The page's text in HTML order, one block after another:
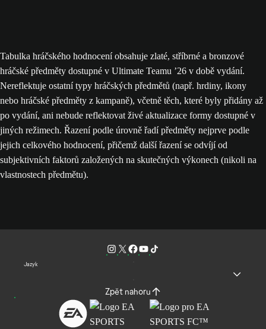
Tabulka hráčského hodnocení obsahuje zlaté, stříbrné a bronzové
hráčské předměty dostupné v Ultimate Teamu ’26 v době vydání.
Nereflektuje ostatní typy hráčských předmětů (např. hrdiny, ikony
nebo hráčské předměty z kampaně), včetně těch, které byly přidány až
po vydání, ani nebude reflektovat živé aktualizace formy dostupné v
jiných režimech. Řazení podle úrovně řadí předměty nejprve podle
jejich celkového hodnocení, přičemž další řazení se odvíjí od
subjektivních faktorů založených na skutečných výkonech (nikoli na
vlastnostech předmětu).
Jazyk
Zpět nahoru